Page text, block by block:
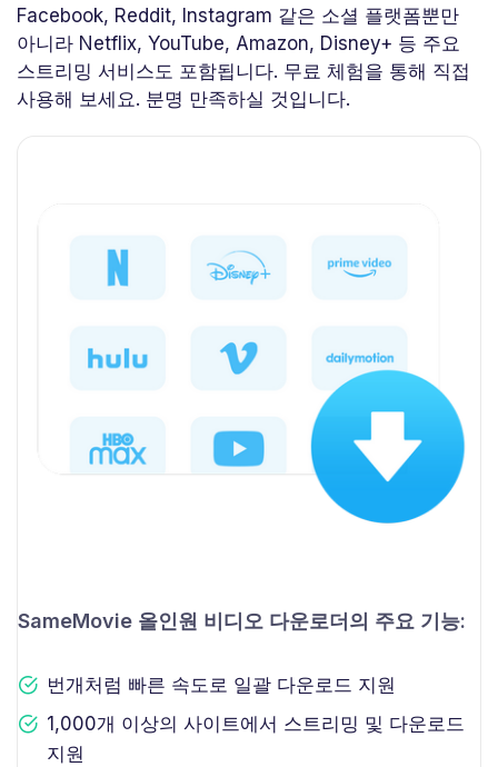
Facebook, Reddit, Instagram 같은 소셜 플랫폼뿐만
아니라 Netflix, YouTube, Amazon, Disney+ 등 주요
스트리밍 서비스도 포함됩니다. 무료 체험을 통해 직접
사용해 보세요. 분명 만족하실 것입니다.
SameMovie 올인원 비디오 다운로더의 주요 기능:
번개처럼 빠른 속도로 일괄 다운로드 지원
1,000개 이상의 사이트에서 스트리밍 및 다운로드
지원